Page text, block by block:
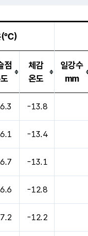
(℃)
점
체감
온도
일강수
mm
-13.8
-13.4
-13.1
-12.8
-12.2